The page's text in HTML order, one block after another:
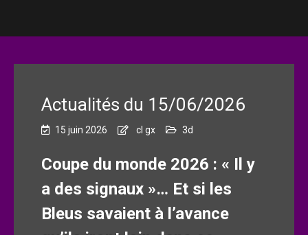
Actualités du 15/06/2026
15 juin 2026 cl gx 3d
Coupe du monde 2026 : « Il y
a des signaux »… Et si les
Bleus savaient à l’avance